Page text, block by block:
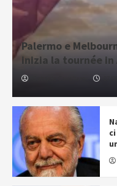
Palermo e
inizia la tournée in